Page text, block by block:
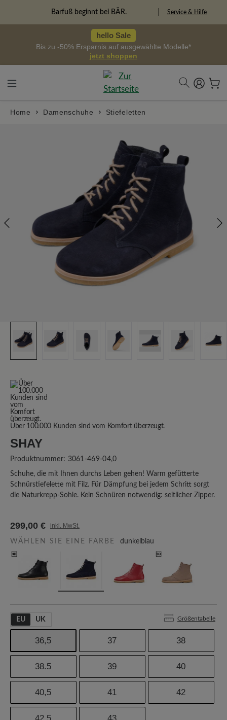
Freiheitspioniere Service & Hilfe
hello Sale
Bis zu -50% Ersparnis auf ausgewählte Modelle*
jetzt shoppen
Home Damenschuhe Stiefeletten
Über 100.000 Kunden sind vom Komfort überzeugt.
SHAY
Produktnummer: 3061-469-04,0
Schuhe, die mit Ihnen durchs Leben gehen! Warm gefütterte
Schnürstiefelette mit Filz. Für Dämpfung bei jedem Schritt sorgt
die Naturkrepp-Sohle. Kein Schnüren notwendig: seitlicher Zipper.
299,00 € inkl. MwSt.
WÄHLEN SIE EINE FARBE dunkelblau
EU UK Größentabelle
36,5 37 38
38.5 39 40
40,5 41 42
42.5 43